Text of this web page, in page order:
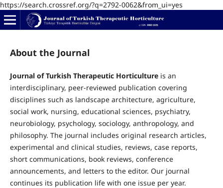
https://search.crossref.org/?q=2792-0062&from_ui=yes
About the Journal
Journal of Turkish Therapeutic Horticultureis an
interdisciplinary, peer-reviewed publication covering
disciplines such as landscape architecture, agriculture,
social work, nursing, educational sciences, psychiatry,
neurobiology, psychology, sociology, anthropology, and
philosophy. The journal includes original research articles,
experimental and clinical studies, reviews, case reports,
short communications, book reviews, conference
announcements, and letters to the editor. Our journal
continues its publication life with one issue per year.